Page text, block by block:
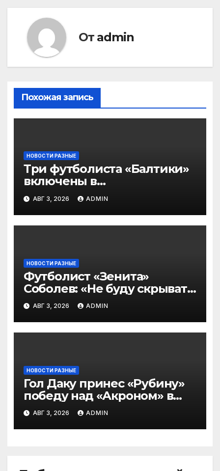
От admin
Похожая запись
НОВОСТИ РАЗНЫЕ
Три футболиста «Балтики»
включены в
символическую сборную
2‑го тура РПЛ по версии
подписчиков МАТЧ
ПРЕМЬЕР
АВГ 3, 2026 ADMIN
НОВОСТИ РАЗНЫЕ
Футболист «Зенита»
Соболев: «Не буду скрывать
— в Оренбурге всегда
тяжело играть»
АВГ 3, 2026 ADMIN
НОВОСТИ РАЗНЫЕ
Гол Даку принес «Рубину»
победу над «Акроном» в
матче РПЛ
АВГ 3, 2026 ADMIN